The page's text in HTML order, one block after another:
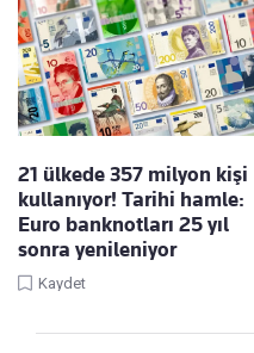
21 ülkede 357 milyon kişi
kullanıyor! Tarihi hamle:
Euro banknotları 25 yıl
sonra yenileniyor
Kaydet